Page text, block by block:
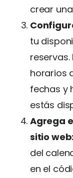
crear
tu
horarios
fechas y
estás
Agrega
sitio web:
del
en el